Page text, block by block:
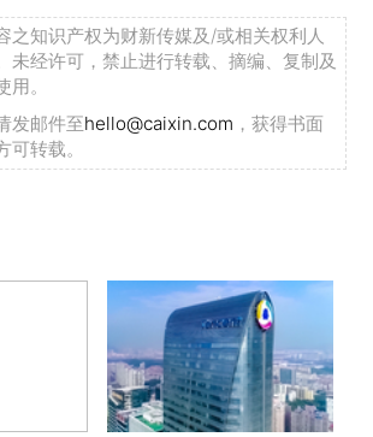
之知识产权为财新传媒及/或相关权利人
未经许可，禁止进行转载、摘编、复制及
。
发邮件至hello@caixin.com ，获得书面
转载。